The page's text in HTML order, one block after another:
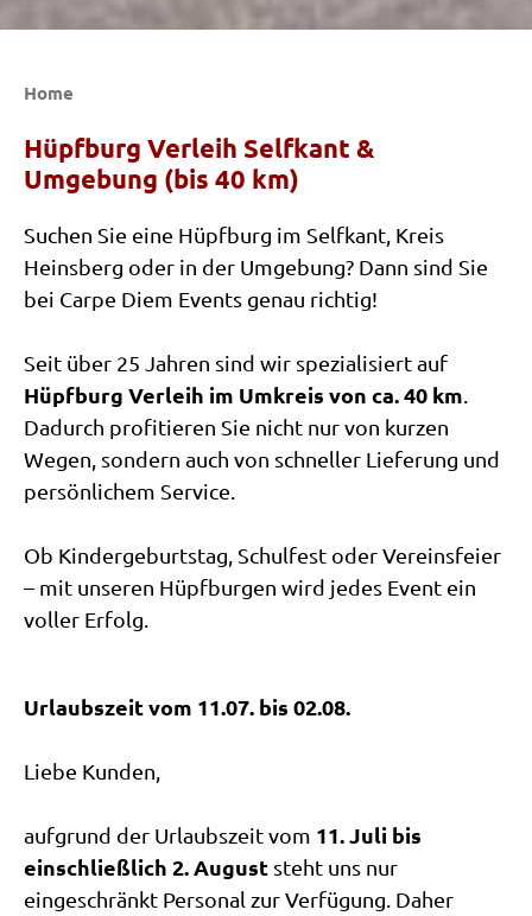
Home
Hüpfburg Verleih Selfkant &
Umgebung (bis 40 km)
Suchen Sie eine Hüpfburg im Selfkant, Kreis
Heinsberg oder in der Umgebung? Dann sind Sie
bei Carpe Diem Events genau richtig!
Seit über 25 Jahren sind wir spezialisiert auf
Hüpfburg Verleih im Umkreis von ca. 40 km.
Dadurch profitieren Sie nicht nur von kurzen
Wegen, sondern auch von schneller Lieferung und
persönlichem Service.
Ob Kindergeburtstag, Schulfest oder Vereinsfeier
– mit unseren Hüpfburgen wird jedes Event ein
voller Erfolg.
Urlaubszeit vom 11.07. bis 02.08.
Liebe Kunden,
aufgrund der Urlaubszeit vom 11. Juli bis
einschließlich 2. August steht uns nur
eingeschränkt Personal zur Verfügung. Daher